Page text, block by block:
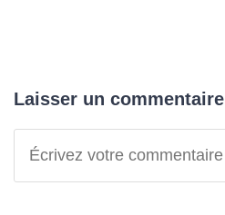
Laisser un commentaire